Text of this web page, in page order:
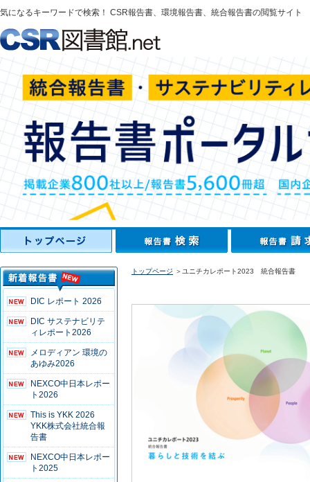
気になるキーワードで検索！ CSR報告書、環境報告書、統合報告書の閲覧サイト
DIC レポート 2026
DIC サステナビリテ
ィレポート2026
メロディアン 環境の
あゆみ2026
NEXCO中日本レポー
ト2026
This is YKK 2026
YKK株式会社統合報
告書
NEXCO中日本レポー
ト2025
トップページ ＞ユニチカレポート2023 統合報告書